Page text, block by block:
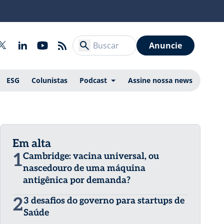
Anuncie
ESG Colunistas Podcast Assine nossa news
Em alta
1Cambridge: vacina universal, ou
nascedouro de uma máquina
antigênica por demanda?
23 desafios do governo para startups de
Saúde